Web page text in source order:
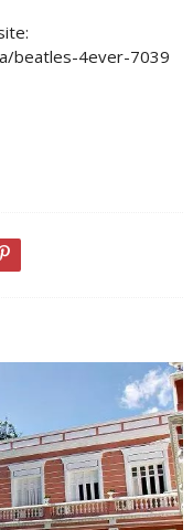
beatles-4ever-7039